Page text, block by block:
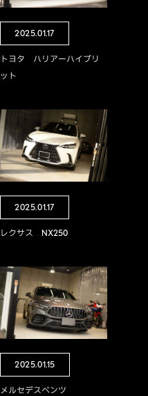
2025.01.17
トヨタ ハリアーハイブリ
ット
2025.01.17
レクサス NX250
2025.01.15
メルセデスベンツ